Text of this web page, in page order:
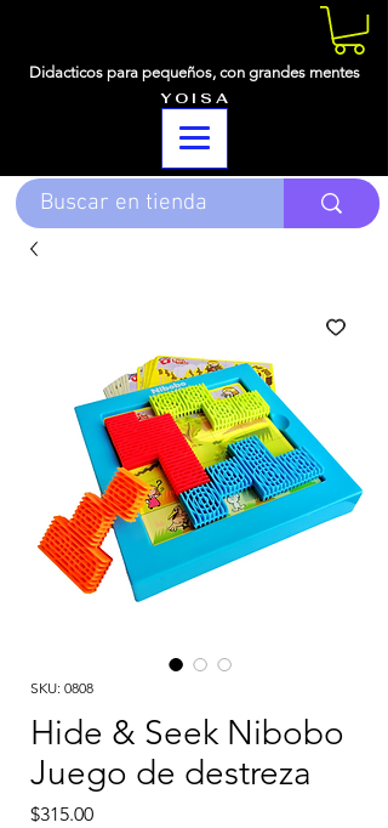
Didacticos para pequeños, con grandes mentes
Y O I S A
SKU: 0808
Hide & Seek Nibobo
Juego de destreza
$315.00Precio